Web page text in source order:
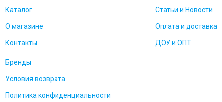
Каталог
О магазине
Контакты
Статьи и Новости
Оплата и доставка
ДОУ и ОПТ
Бренды
Условия возврата
Политика конфиденциальности